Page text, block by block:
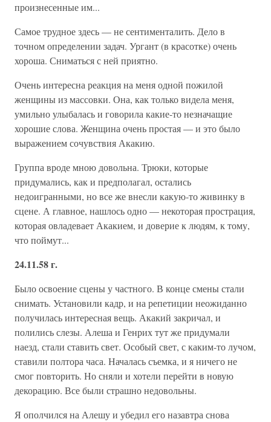
произнесенные им...
Самое трудное здесь — не сентименталить. Дело в
точном определении задач. Ургант (в красотке) очень
хороша. Сниматься с ней приятно.
Очень интересна реакция на меня одной пожилой
женщины из массовки. Она, как только видела меня,
умильно улыбалась и говорила какие-то незначащие
хорошие слова. Женщина очень простая — и это было
выражением сочувствия Акакию.
Группа вроде мною довольна. Трюки, которые
придумались, как и предполагал, остались
недоигранными, но все же внесли какую-то живинку в
сцене. А главное, нашлось одно — некоторая прострация,
которая овладевает Акакием, и доверие к людям, к тому,
что поймут...
24.11.58 г.
Было освоение сцены у частного. В конце смены стали
снимать. Установили кадр, и на репетиции неожиданно
получилась интересная вещь. Акакий закричал, и
полились слезы. Алеша и Генрих тут же придумали
наезд, стали ставить свет. Особый свет, с каким-то лучом,
ставили полтора часа. Началась съемка, и я ничего не
смог повторить. Но сняли и хотели перейти в новую
декорацию. Все были страшно недовольны.
Я ополчился на Алешу и убедил его назавтра снова